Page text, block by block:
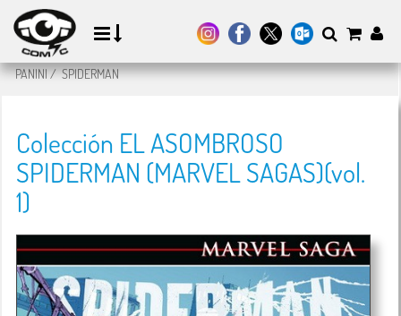
PANINI/SPIDERMAN
Colección EL ASOMBROSO
SPIDERMAN (MARVEL SAGAS)(vol.
1)